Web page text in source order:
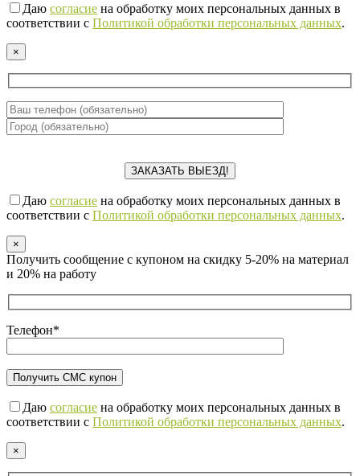
Даю согласие на обработку моих персональных данных в
соответствии с Политикой обработки персональных данных.
×
Даю согласие на обработку моих персональных данных в
соответствии с Политикой обработки персональных данных.
×
Получить сообщение с купоном на скидку 5-20% на материал
и 20% на работу
Телефон*
Даю согласие на обработку моих персональных данных в
соответствии с Политикой обработки персональных данных.
×